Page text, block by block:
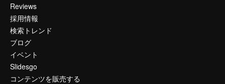
Reviews
採用情報
検索トレンド
ブログ
イベント
Slidesgo
コンテンツを販売する